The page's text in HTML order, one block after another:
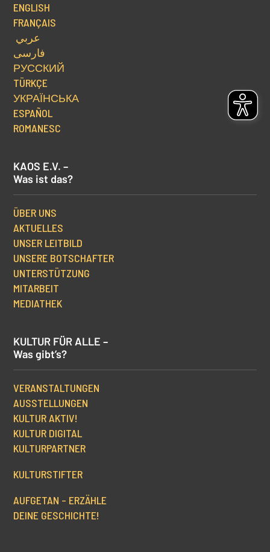
ENGLISH
FRANÇAIS
عربي
فارسی
РУССКИЙ
TÜRKÇE
УКРАЇНСЬКА
ESPAÑOL
ROMANESC
KAOS E.V. –
Was ist das?
ÜBER UNS
AKTUELLES
UNSER LEITBILD
UNSERE BOTSCHAFTER
UNTERSTÜTZUNG
MITARBEIT
MEDIATHEK
KULTUR FÜR ALLE –
Was gibt’s?
VERANSTALTUNGEN
AUSSTELLUNGEN
KULTUR AKTIV!
KULTUR DIGITAL
KULTURPARTNER
KULTURSTIFTER
AUFGETAN – ERZÄHLE
DEINE GESCHICHTE!